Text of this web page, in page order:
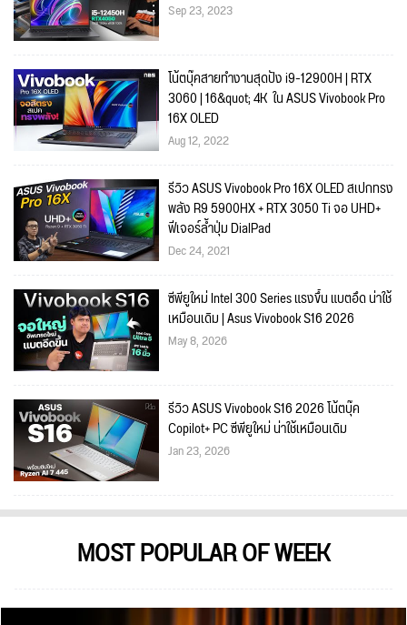
Sep 23, 2023
โน้ตบุ๊คสายทำงานสุดปัง i9-12900H | RTX
3060 | 16&quot; 4K ใน ASUS Vivobook Pro
16X OLED
Aug 12, 2022
รีวิว ASUS Vivobook Pro 16X OLED สเปกทรง
พลัง R9 5900HX + RTX 3050 Ti จอ UHD+
ฟีเจอร์ล้ำปุ่ม DialPad
Dec 24, 2021
ซีพียูใหม่ Intel 300 Series แรงขึ้น แบตอึด น่าใช้
เหมือนเดิม | Asus Vivobook S16 2026
May 8, 2026
รีวิว ASUS Vivobook S16 2026 โน้ตบุ๊ค
Copilot+ PC ซีพียูใหม่ น่าใช้เหมือนเดิม
Jan 23, 2026
MOST POPULAR OF WEEK